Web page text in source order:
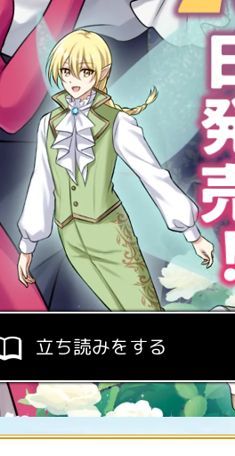
立ち読みをする